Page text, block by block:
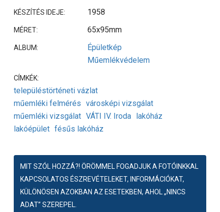
KÉSZÍTÉS IDEJE: 1958
MÉRET: 65x95mm
ALBUM:
Épületkép
Műemlékvédelem
CÍMKÉK:
településtörténeti vázlat
műemléki felmérés városképi vizsgálat
műemléki vizsgálat VÁTI IV. Iroda lakóház
lakóépület fésűs lakóház
MIT SZÓL HOZZÁ?! ÖRÖMMEL FOGADJUK A FOTÓINKKAL
KAPCSOLATOS ÉSZREVÉTELEKET, INFORMÁCIÓKAT,
KÜLÖNÖSEN AZOKBAN AZ ESETEKBEN, AHOL „NINCS
ADAT” SZEREPEL.